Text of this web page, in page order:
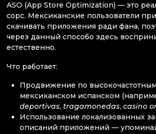
ASO (App Store Optimization) — это
сорс. Мексиканские пользователи
скачивать приложения ради фана,
через данный способо здесь
естественно.
Что работает:
Продвижение по
мексиканском испанском
deportivas,tragamonedas,casino
Использование локализованных
описаний приложений —